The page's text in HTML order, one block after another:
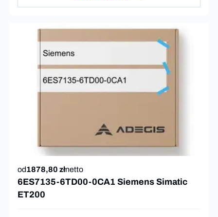
od1878,80 złnetto
6ES7135-6TD00-0CA1 Siemens Simatic
ET200